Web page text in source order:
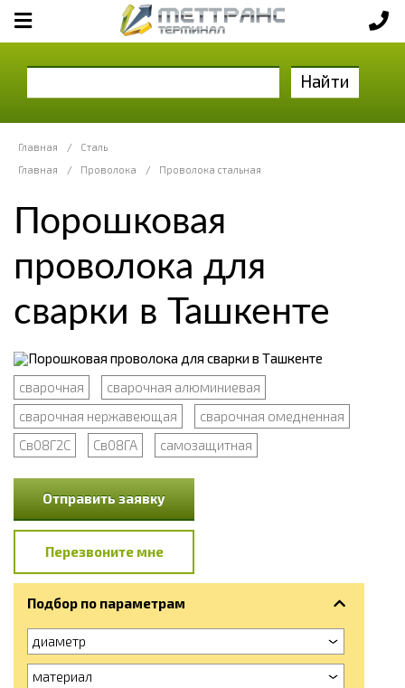
Найти
Главная /
Сталь
Главная
/ Проволока / Проволока стальная
Порошковая
проволока для
сварки в Ташкенте
сварочная
сварочная алюминиевая
сварочная нержавеющая
сварочная омедненная
Св08Г2С
Св08ГА самозащитная
Отправить заявку
Перезвоните мне
Подбор по параметрам
диаметр
материал